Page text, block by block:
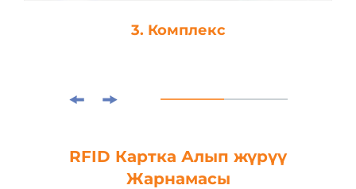
RFID Картка Алып жүрүү
Жарнамасы